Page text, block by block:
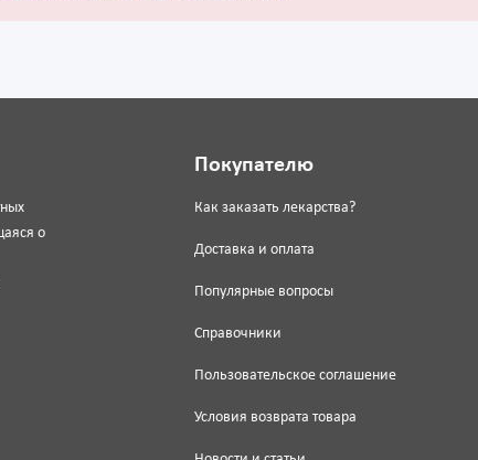
о
Покупателю
Как заказать лекарства?
Доставка и оплата
Популярные вопросы
Справочники
Пользовательское соглашение
Условия возврата товара